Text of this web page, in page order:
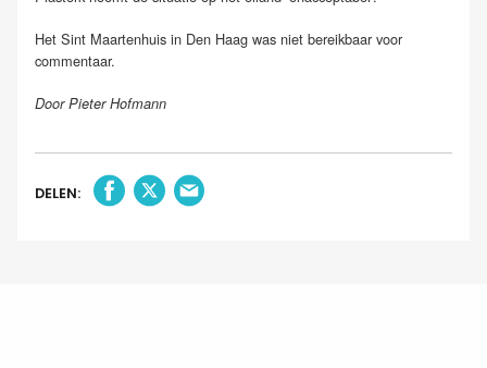
Het Sint Maartenhuis in Den Haag was niet bereikbaar voor
commentaar.
Door Pieter Hofmann
DELEN: